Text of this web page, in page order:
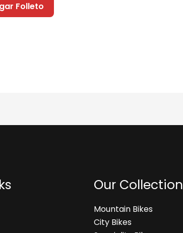
Folleto
Our Collection
Mountain Bikes
City Bikes